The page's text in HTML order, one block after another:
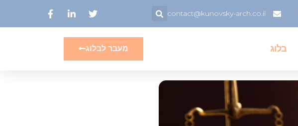
contact@kunovsky-arch.co.il
בלוג מעבר לבלוג